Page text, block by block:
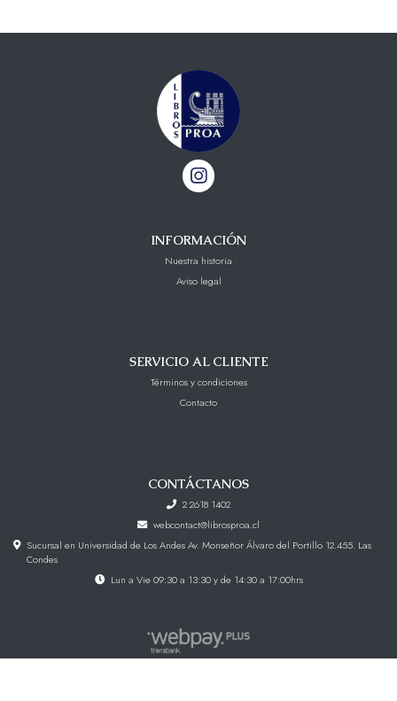
INFORMACIÓN
Nuestra historia
Aviso legal
SERVICIO AL CLIENTE
Términos y condiciones
Contacto
CONTÁCTANOS
2 2618 1402
webcontact@librosproa.cl
Sucursal en Universidad de Los Andes Av. Monseñor Álvaro del Portillo 12.455. Las
Condes
Lun a Vie 09:30 a 13:30 y de 14:30 a 17:00hrs